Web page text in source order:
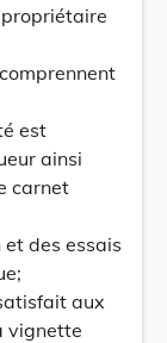
est
ainsi
carnet
et des essais
aux
vignette